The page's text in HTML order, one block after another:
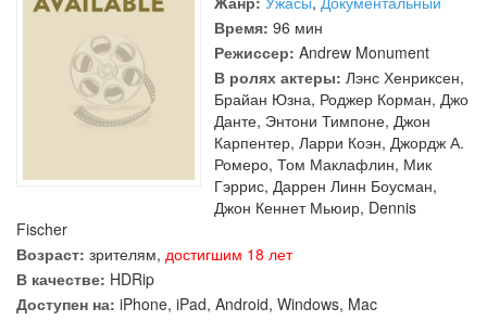
Время: 96 мин
Режиссер: Andrew Monument
В ролях актеры: Лэнс Хенриксен,
Брайан Юзна, Роджер Корман, Джо
Данте, Энтони Тимпоне, Джон
Карпентер, Ларри Коэн, Джордж А.
Ромеро, Том Маклафлин, Мик
Гэррис, Даррен Линн Боусман,
Джон Кеннет Мьюир, Dennis
Fischer
Возраст: зрителям, достигшим 18 лет
В качестве: HDRip
Доступен на: iPhone, iPad, Android, Windows, Mac